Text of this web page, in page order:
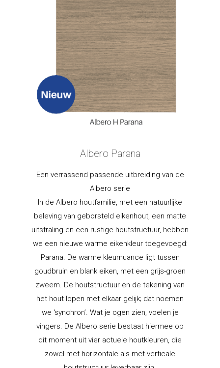
Albero Parana
Een verrassend passende uitbreiding van de
Albero serie
In de Albero houtfamilie, met een natuurlijke
beleving van geborsteld eikenhout, een matte
uitstraling en een rustige houtstructuur, hebben
we een nieuwe warme eikenkleur toegevoegd:
Parana. De warme kleurnuance ligt tussen
goudbruin en blank eiken, met een grijs-groen
zweem. De houtstructuur en de tekening van
het hout lopen met elkaar gelijk; dat noemen
we ‘synchron’. Wat je ogen zien, voelen je
vingers. De Albero serie bestaat hiermee op
dit moment uit vier actuele houtkleuren, die
zowel met horizontale als met verticale